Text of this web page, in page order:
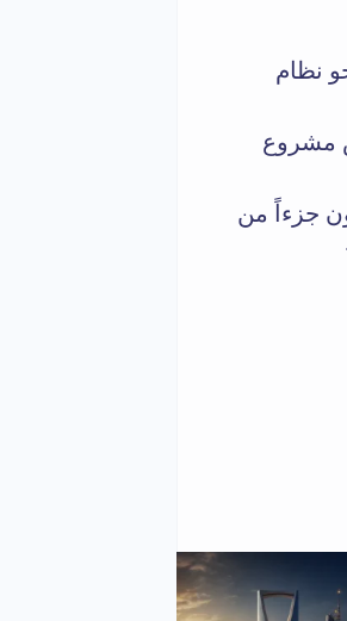
نظام
مشروع
جزءاً من